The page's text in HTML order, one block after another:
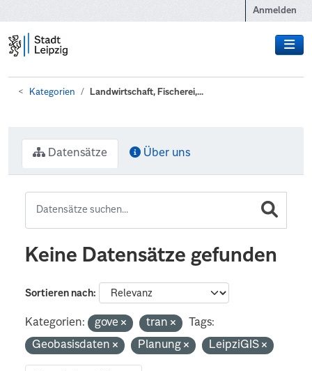
Anmelden
Kategorien Landwirtschaft, Fischerei,...
Datensätze Über uns
Keine Datensätze gefunden
Sortieren nach
Kategorien: gove tran
Tags:
Geobasisdaten
Planung LeipziGIS